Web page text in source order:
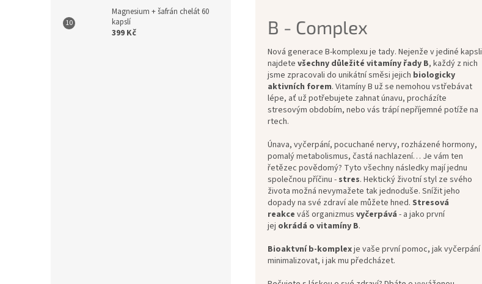
Magnesium + šafrán chelát 60
kapslí
399 Kč B - Complex
Nová generace B-komplexu je tady. Nejenže v jediné kapsli
najdete všechny důležité vitamíny řady B, každý z nich
jsme zpracovali do unikátní směsi jejich biologicky
aktivních forem. Vitamíny B už se nemohou vstřebávat
lépe, ať už potřebujete zahnat únavu, procházíte
stresovým obdobím, nebo vás trápí nepříjemné potíže na
rtech.
Únava, vyčerpání, pocuchané nervy, rozházené hormony,
pomalý metabolismus, častá nachlazení… Je vám ten
řetězec povědomý? Tyto všechny následky mají jednu
společnou příčinu - stres. Hektický životní styl ze svého
života možná nevymažete tak jednoduše. Snížit jeho
dopady na své zdraví ale můžete hned. Stresová
reakce váš organizmus vyčerpává - a jako první
jej okrádá o vitamíny B.
Bioaktvní b-komplexje vaše první pomoc, jak vyčerpání
minimalizovat, i jak mu předcházet.